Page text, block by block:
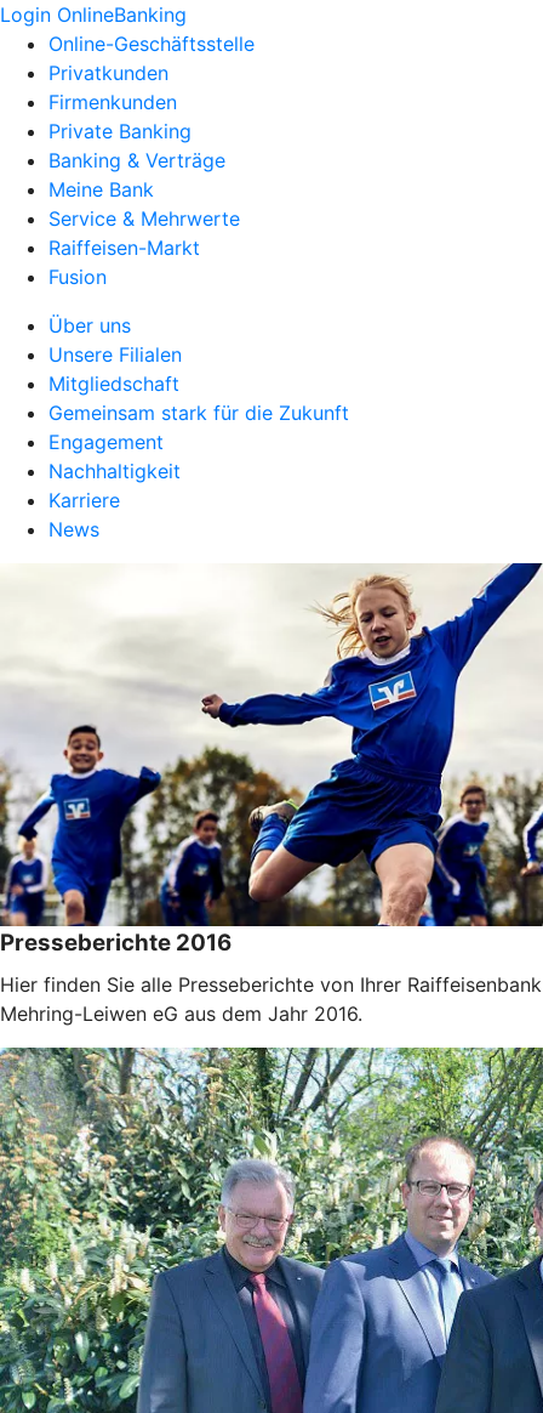
Login OnlineBanking
Online-Geschäftsstelle
Privatkunden
Firmenkunden
Private Banking
Banking & Verträge
Meine Bank
Service & Mehrwerte
Raiffeisen-Markt
Fusion
Über uns
Unsere Filialen
Mitgliedschaft
Gemeinsam stark für die Zukunft
Engagement
Nachhaltigkeit
Karriere
News
Presseberichte 2016
Hier finden Sie alle Presseberichte von Ihrer Raiffeisenbank
Mehring-Leiwen eG aus dem Jahr 2016.